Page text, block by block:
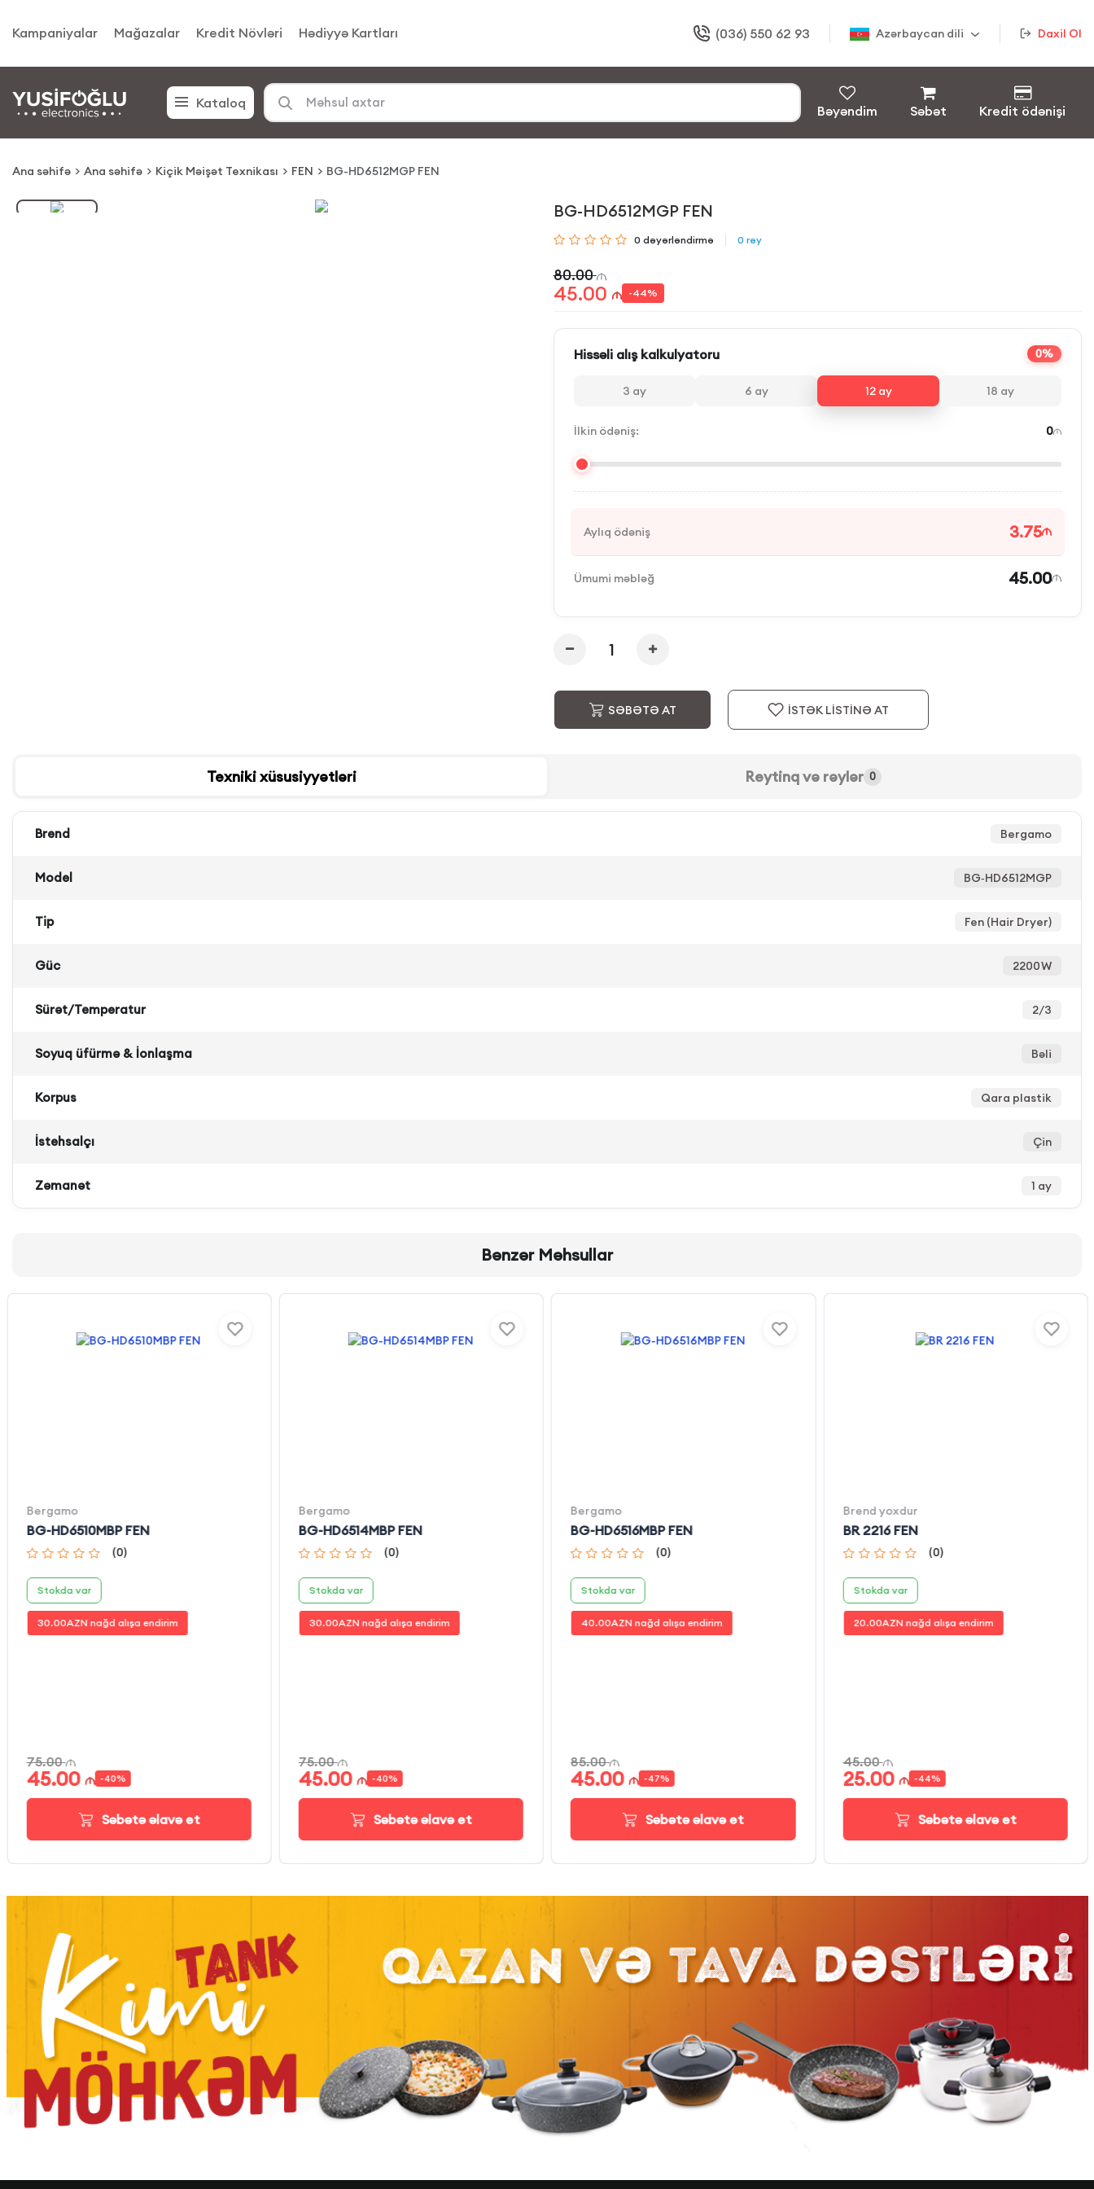
Kampaniyalar Mağazalar Kredit Növləri Hədiyyə Kartları (036) 550 62 93 Azərbaycan dili Daxil Ol
Kataloq Bəyəndim Səbət Kredit ödənişi
Ana səhifə Ana səhifə Kiçik Məişət Texnikası FEN BG-HD6512MGP FEN
BG-HD6512MGP FEN
0 dəyərləndirmə 0 rəy
80.00
45.00 -44%
Hissəli alış kalkulyatoru 0%
3 ay 6 ay 12ay 18 ay
İlkin ödəniş: 0
Aylıq ödəniş 3.75
Ümumi məbləğ 45.00
SƏBƏTƏ AT İSTƏK LİSTİNƏ AT
Texniki xüsusiyyətləri Reytinq və rəylər 0
Brend Bergamo
Model BG‑HD6512MGP
Tip Fen (Hair Dryer)
Güc 2200 W
Sürət/Temperatur 2/3
Soyuq üfürmə & İonlaşma Bəli
Korpus Qara plastik
İstehsalçı Çin
Zəmanət 1 ay
Bənzər Məhsullar
Bergamo
BG-HD6510MBP FEN
(0)
Stokda var
30.00AZN nağd alışa endirim
75.00
45.00 -40%
Səbətə əlavə et
Bergamo
BG-HD6514MBP FEN
(0)
Stokda var
30.00AZN nağd alışa endirim
75.00
45.00 -40%
Səbətə əlavə et
Bergamo
BG-HD6516MBP FEN
(0)
Stokda var
40.00AZN nağd alışa endirim
85.00
45.00 -47%
Səbətə əlavə et
Brend yoxdur
BR 2216 FEN
(0)
Stokda var
20.00AZN nağd alışa endirim
45.00
25.00 -44%
Səbətə əlavə et